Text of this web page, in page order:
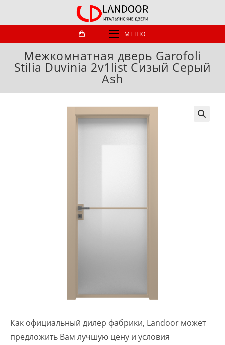
МЕНЮ
Межкомнатная дверь Garofoli
Stilia Duvinia 2v1list Сизый Серый
Ash
Как официальный дилер фабрики, Landoor может
предложить Вам лучшую цену и условия